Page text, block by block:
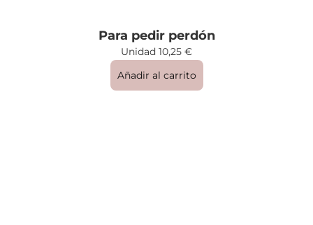
Para pedir perdón
Unidad 10,25 €
Añadir al carrito